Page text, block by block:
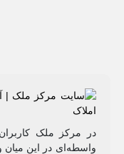
مرکز ملک کاربران
در این میان وجود